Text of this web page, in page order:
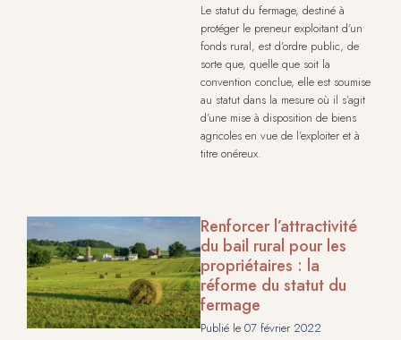
Le statut du fermage, destiné à
protéger le preneur exploitant d’un
fonds rural, est d’ordre public, de
sorte que, quelle que soit la
convention conclue, elle est soumise
au statut dans la mesure où il s’agit
d’une mise à disposition de biens
agricoles en vue de l’exploiter et à
titre onéreux.
Renforcer l’attractivité
du bail rural pour les
propriétaires : la
réforme du statut du
fermage
Publié le 07 février 2022